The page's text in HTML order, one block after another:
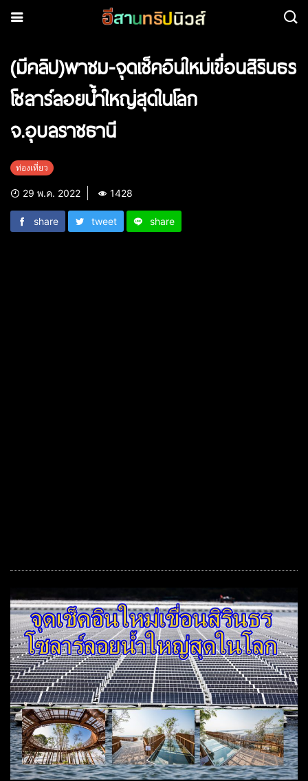
(มีคลิป)พาชม-จุดเช็คอินใหม่เขื่อนสิรินธร
โซลาร์ลอยน้ำใหญ่สุดในโลก
จ.อุบลราชธานี
ท่องเที่ยว
29 พ.ค. 2022 1428
share tweet share